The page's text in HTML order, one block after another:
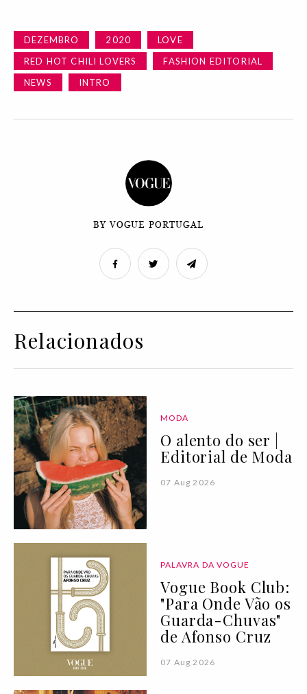
DEZEMBRO 2020
LOVE
RED HOT CHILI LOVERS
FASHION EDITORIAL
NEWS
INTRO
BY VOGUE PORTUGAL
Relacionados
MODA
O alento do ser |
Editorial de Moda
07 Aug 2026
PALAVRA DA VOGUE
Vogue Book Club:
"Para Onde Vão os
Guarda-Chuvas"
de Afonso Cruz
07 Aug 2026